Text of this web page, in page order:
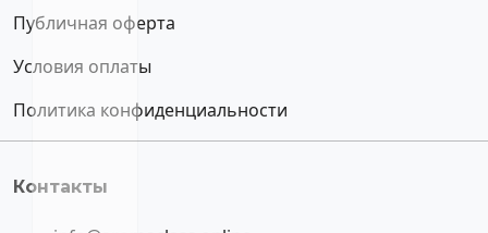
Публичная оферта
Условия оплаты
Политика конфиденциальности
Контакты